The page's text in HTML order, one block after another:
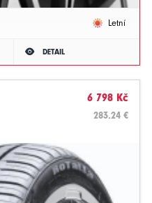
Letní
DETAIL
6 798 Kč
283.24 €